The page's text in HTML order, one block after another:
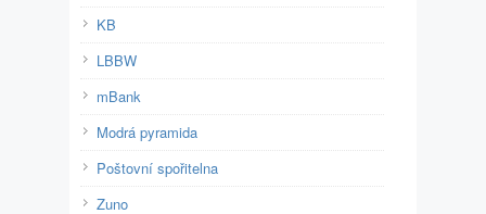
KB
LBBW
mBank
Modrá pyramida
Poštovní spořitelna
Zuno